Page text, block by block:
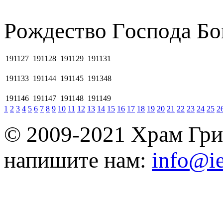
Рoждecтвo Гocпoдa
191127 191128 191129 191131
191133 191144 191145 191348
191146 191147 191148 191149
1 2 3 4 5 6 7 8 9 10 11 12 13 14 15 16 17 18 19 20 21 22 23 24 25
© 2009-2021 Храм
напишите нам: